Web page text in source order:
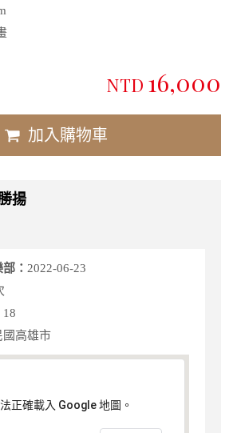
NTD 16,000
加入購物車
揚
： 2022-06-23
18
國高雄市
正確載入 Google 地圖。